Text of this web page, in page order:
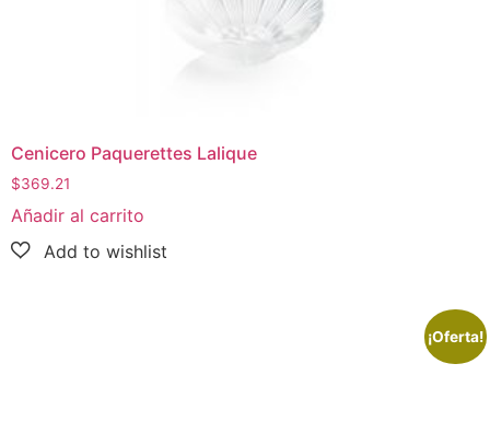
Cenicero Paquerettes Lalique
$369.21
Añadir al carrito
¡Oferta!